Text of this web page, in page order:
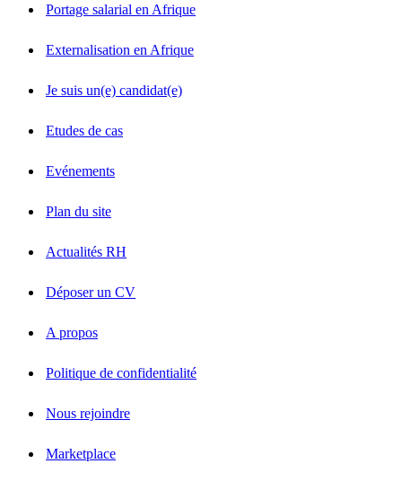
Portage salarial en Afrique
Externalisation en Afrique
Je suis un(e) candidat(e)
Etudes de cas
Evénements
Plan du site
Actualités RH
Déposer un CV
A propos
Politique de confidentialité
Nous rejoindre
Marketplace